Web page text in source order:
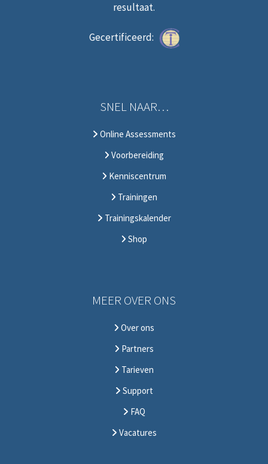
resultaat.
Gecertificeerd:
SNEL NAAR…
Online Assessments
Voorbereiding
Kenniscentrum
Trainingen
Trainingskalender
Shop
MEER OVER ONS
Over ons
Partners
Tarieven
Support
FAQ
Vacatures